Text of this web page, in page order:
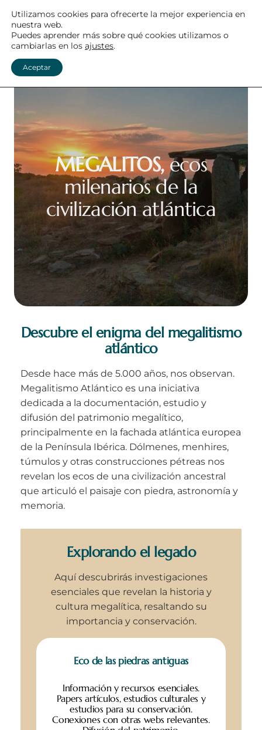
Saltar
al
contenido
MEGALITISMO ATLÁNTICO
MEGALITOS,ecos
milenarios de la
civilización atlántica
Descubre el enigma del megalitismo
atlántico
Desde hace más de 5.000 años, nos observan.
Megalitismo Atlántico es una iniciativa
dedicada a la documentación, estudio y
difusión del patrimonio megalítico,
principalmente en la fachada atlántica europea
de la Península Ibérica. Dólmenes, menhires,
túmulos y otras construcciones pétreas nos
revelan los ecos de una civilización ancestral
que articuló el paisaje con piedra, astronomía y
memoria.
Explorando el legado
Aquí descubrirás investigaciones
esenciales que revelan la historia y
cultura megalítica, resaltando su
importancia y conservación.
Eco de las piedras antiguas
Información y recursos esenciales.
Papers artículos, estudios culturales y
estudios para su conservación.
Conexiones con otras webs relevantes.
Utilizamos cookies para ofrecerte la mejor experiencia en
nuestra web.
Puedes aprender más sobre qué cookies utilizamos o
cambiarlas en los ajustes.
Aceptar